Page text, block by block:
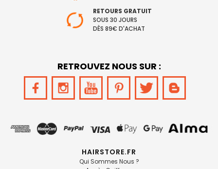
RETOURS GRATUIT
SOUS 30 JOURS
DÈS 89€ D'ACHAT
RETROUVEZ NOUS SUR :
HAIRSTORE.FR
Qui Sommes Nous ?